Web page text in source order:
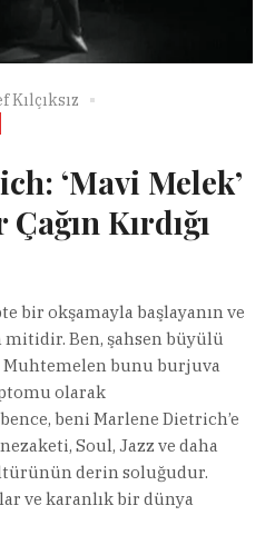
Kılçıksız
‘Mavi Melek’
Kırdığı
bir okşamayla başlayanın ve
Ben, şahsen büyülü
Muhtemelen bunu burjuva
olarak
beni Marlene Dietrich’e
Soul, Jazz ve daha
derin soluğudur.
ve karanlık bir dünya